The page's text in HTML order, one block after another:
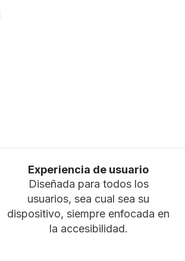
Experiencia de usuario
Diseñada para todos los
usuarios, sea cual sea su
dispositivo, siempre enfocada en
la accesibilidad.